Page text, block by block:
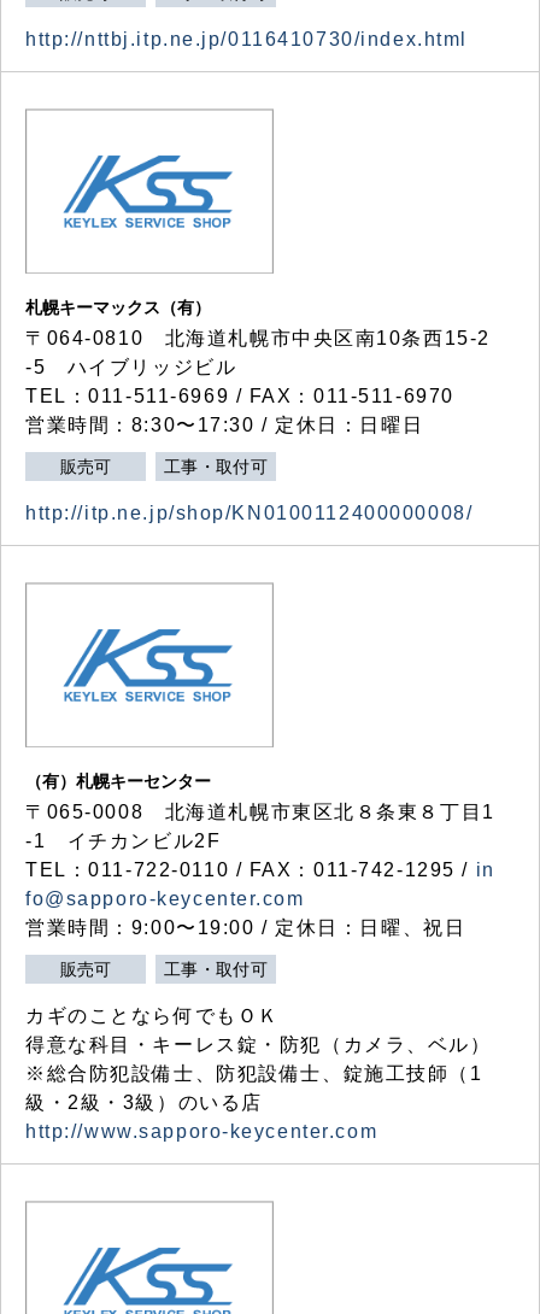
http://nttbj.itp.ne.jp/0116410730/index.html
札幌キーマックス（有）
〒064-0810 北海道札幌市中央区南10条西15-2
-5 ハイブリッジビル
TEL：011-511-6969 / FAX：011-511-6970
営業時間：8:30〜17:30 / 定休日：日曜日
販売可 工事・取付可
http://itp.ne.jp/shop/KN0100112400000008/
（有）札幌キーセンター
〒065-0008 北海道札幌市東区北８条東８丁目1
-1 イチカンビル2F
TEL：011-722-0110 / FAX：011-742-1295 / in
fo@sapporo-keycenter.com
営業時間：9:00〜19:00 / 定休日：日曜、祝日
販売可 工事・取付可
カギのことなら何でもＯＫ
得意な科目・キーレス錠・防犯（カメラ、ベル）
※総合防犯設備士、防犯設備士、錠施工技師（1
級・2級・3級）のいる店
http://www.sapporo-keycenter.com